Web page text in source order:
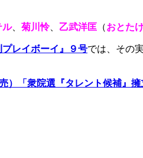
ル、 菊川怜、 乙武洋匡 （おとた
プレイボーイ』９号では、その
）「衆院選『タレント候補』